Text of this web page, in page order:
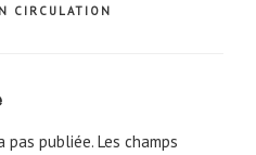
CIRCULATION
pas publiée. Les champs